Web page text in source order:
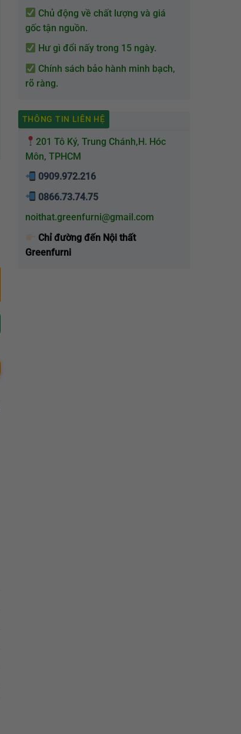
Chủ động về chất lượng và giá
gốc tận nguồn.
Hư gì đổi nấy trong 15 ngày.
Chính sách bảo hành minh bạch,
rõ ràng.
THÔNG TIN LIÊN HỆ
201 Tô Ký, Trung Chánh,H. Hóc
Môn, TPHCM
0909.972.216
0866.73.74.75
noithat.greenfurni@gmail.com
Chỉ đường đến Nội thất
Greenfurni